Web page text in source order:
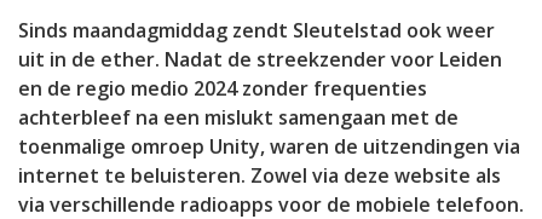
Sinds maandagmiddag zendt Sleutelstad ook weer
uit in de ether. Nadat de streekzender voor Leiden
en de regio medio 2024 zonder frequenties
achterbleef na een mislukt samengaan met de
toenmalige omroep Unity, waren de uitzendingen via
internet te beluisteren. Zowel via deze website als
via verschillende radioapps voor de mobiele telefoon.